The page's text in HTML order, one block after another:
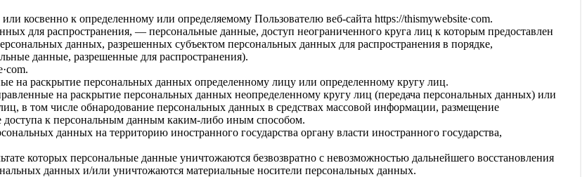
косвенно к определенному или определяемому Пользователю веб-сайта httpsː//thismywebsite·com.
для распространения, — персональные данные, доступ неограниченного круга лиц к которым предоставлен
данных, разрешенных субъектом персональных данных для распространения в порядке,
данные, разрешенные для распространения).
.
на раскрытие персональных данных определенному лицу или определенному кругу лиц.
на раскрытие персональных данных неопределенному кругу лиц (передача персональных данных) или
в том числе обнародование персональных данных в средствах массовой информации, размещение
к персональным данным каким-либо иным способом.
данных на территорию иностранного государства органу власти иностранного государства,
которых персональные данные уничтожаются безвозвратно с невозможностью дальнейшего восстановления
данных и/или уничтожаются материальные носители персональных данных.